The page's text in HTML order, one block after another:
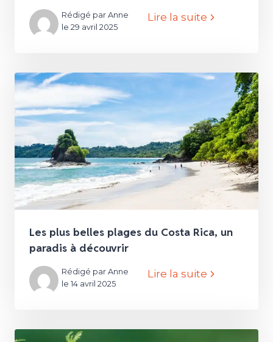
Rédigé par Anne
le 29 avril 2025
Lire la suite
Les plus belles plages du Costa Rica, un
paradis à découvrir
Rédigé par Anne
le 14 avril 2025
Lire la suite